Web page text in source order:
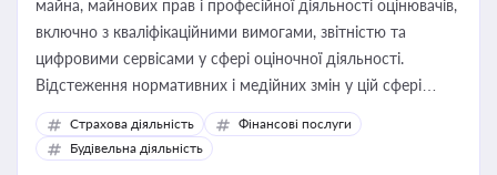
майна, майнових прав і професійної діяльності оцінювачів,
включно з кваліфікаційними вимогами, звітністю та
цифровими сервісами у сфері оціночної діяльності.
Відстеження нормативних і медійних змін у цій сфері
корисне для власника бізнесу, керівника, юриста або
бухгалтера під час оподаткування, приватизації, оренди
державного майна, корпоративних угод і перевірки
Страхова діяльність
Фінансові послуги
Будівельна діяльність